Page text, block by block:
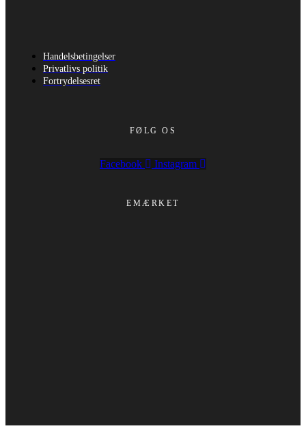
Handelsbetingelser
Privatlivs politik
Fortrydelsesret
FØLG OS
Facebook Instagram
EMÆRKET